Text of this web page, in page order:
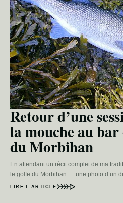
Retour d’une
la mouche au bar
du Morbihan
En attendant un récit complet de ma
le golfe du Morbihan … une photo d’un
LIRE L’ARTICLE